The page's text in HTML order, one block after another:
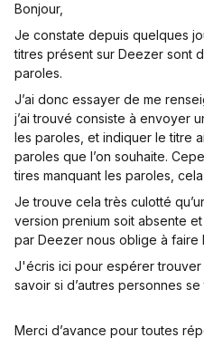
Bonjour,
Je constate depuis quelques
titres présent sur Deezer sont
paroles.
J’ai donc essayer de me
j’ai trouvé consiste à envoyer
les paroles, et indiquer le titre
paroles que l’on souhaite.
tires manquant les paroles,
Je trouve cela très culotté
version prenium soit absente
par Deezer nous oblige à faire
J'écris ici pour espérer
savoir si d’autres personnes
Merci d’avance pour toutes